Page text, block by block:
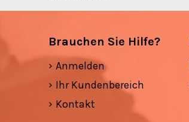
Brauchen Sie Hilfe?
Anmelden
Ihr Kundenbereich
Kontakt